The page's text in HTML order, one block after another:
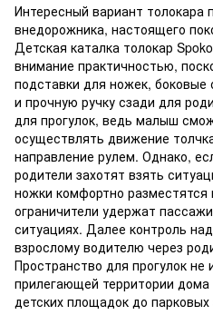
Интересный вариант толокара
внедорожника, настоящего
Детская каталка толокар
внимание практичностью,
подставки для ножек, боковые
и прочную ручку сзади для
для прогулок, ведь малыш
осуществлять движение
направление рулем. Однако,
родители захотят взять
ножки комфортно
ограничители удержат
ситуациях. Далее контроль
взрослому водителю через
Пространство для прогулок не
прилегающей территории дома
детских площадок до парковых